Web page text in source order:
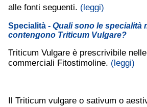
alle fonti seguenti. (leggi)
Specialità - Quali sono le specialità
contengono Triticum Vulgare?
Triticum Vulgare è prescrivibile
commerciali Fitostimoline. (leggi)
Il Triticum vulgare o sativum o